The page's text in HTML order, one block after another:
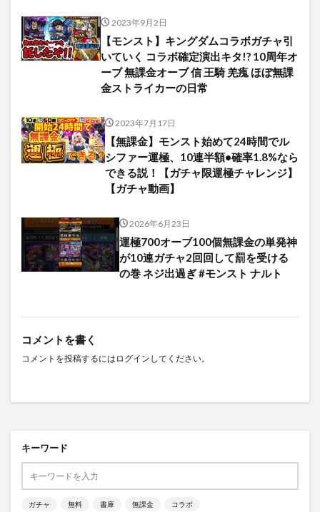
2023年9月2日
【モンスト】キングダムコラボガチャ引
いていく コラボ確定演出キタ!? 10周年オ
ーブ 無課金オーブ 信 王騎 羌瘣 ほぼ無課
金ストライカーの日常
2023年7月17日
【無課金】モンスト始めて24時間でル
シファー運極、10連半額•確率1.8%なら
できる説！【ガチャ限運極チャレンジ】
【ガチャ動画】
2026年6月23日
運極700オーブ100個無課金の単発神
が10連ガチャ2回回して罰を受ける
の巻 ネジ出過ぎ #モンスト ナルト
コメントを書く
コメントを投稿するには ログイン してください。
キーワード
ガチャ 無料 書庫 無課金 コラボ